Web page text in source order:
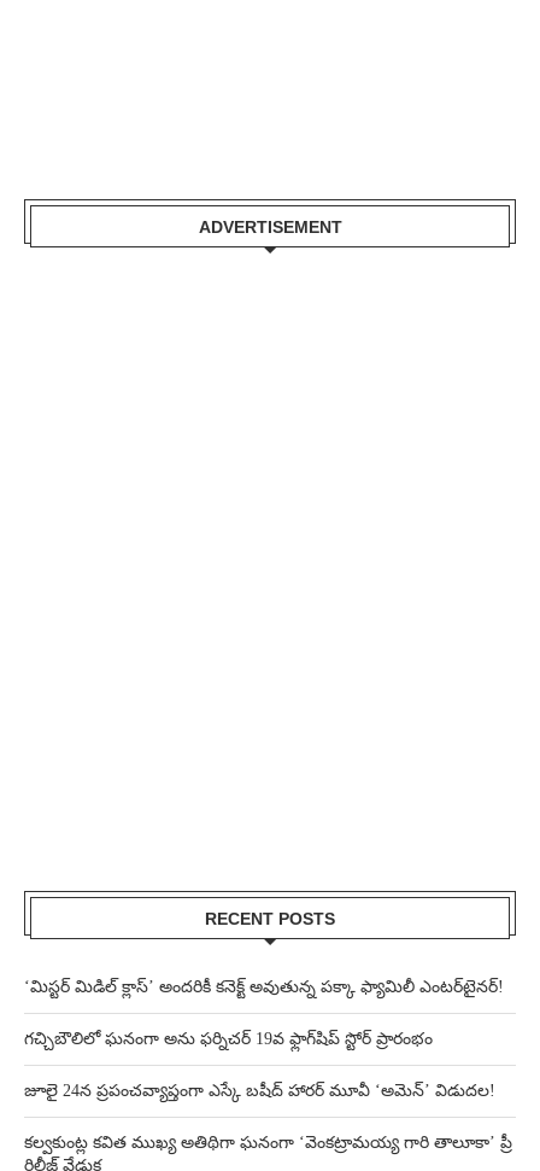
ADVERTISEMENT
RECENT POSTS
‘మిస్టర్ మిడిల్ క్లాస్’ అందరికీ కనెక్ట్ అవుతున్న పక్కా ఫ్యామిలీ ఎంటర్‌టైనర్!
గచ్చిబౌలిలో ఘనంగా అను ఫర్నిచర్ 19వ ఫ్లాగ్‌షిప్ స్టోర్ ప్రారంభం
జూలై 24న ప్రపంచవ్యాప్తంగా ఎస్కే బషీద్‌ హారర్ మూవీ ‘అమెన్’ విడుదల!
కల్వకుంట్ల కవిత ముఖ్య అతిథిగా ఘనంగా ‘వెంకట్రామయ్య గారి తాలూకా’ ప్రీ
రిలీజ్ వేడుక